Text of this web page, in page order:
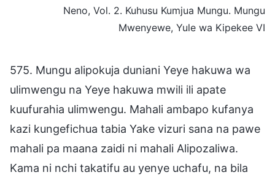
Neno, Vol. 2. Kuhusu Kumjua Mungu. Mungu
Mwenyewe, Yule wa Kipekee VI
575. Mungu alipokuja duniani Yeye hakuwa wa
ulimwengu na Yeye hakuwa mwili ili apate
kuufurahia ulimwengu. Mahali ambapo kufanya
kazi kungefichua tabia Yake vizuri sana na pawe
mahali pa maana zaidi ni mahali Alipozaliwa.
Kama ni nchi takatifu au yenye uchafu, na bila